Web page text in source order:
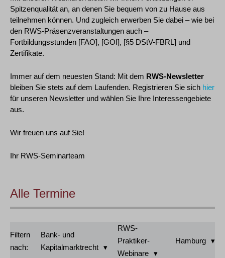
Spitzenqualität an, an denen Sie bequem von zu Hause aus
teilnehmen können. Und zugleich erwerben Sie dabei – wie bei
den RWS-Präsenzveranstaltungen auch –
Fortbildungsstunden [FAO], [GOI], [§5 DStV-FBRL] und
Zertifikate.
Immer auf dem neuesten Stand: Mit dem RWS-Newsletter
bleiben Sie stets auf dem Laufenden. Registrieren Sie sich hier
für unseren Newsletter und wählen Sie Ihre Interessengebiete
aus.
Wir freuen uns auf Sie!
Ihr RWS-Seminarteam
Alle Termine
Filtern
nach:
Bank- und
Kapitalmarktrecht
RWS-
Praktiker-
Webinare
Hamburg